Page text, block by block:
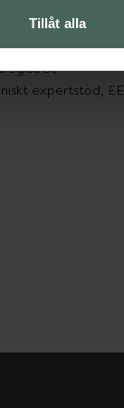
Tillåt alla
in gammal medicin
läkemedel
expertstöd,